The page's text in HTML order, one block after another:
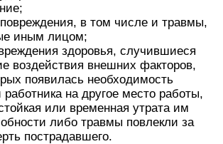
в том числе и травмы,
иным лицом;
здоровья, случившиеся
воздействия внешних факторов,
появилась необходимость
работника на другое место работы,
или временная утрата им
либо травмы повлекли за
пострадавшего.